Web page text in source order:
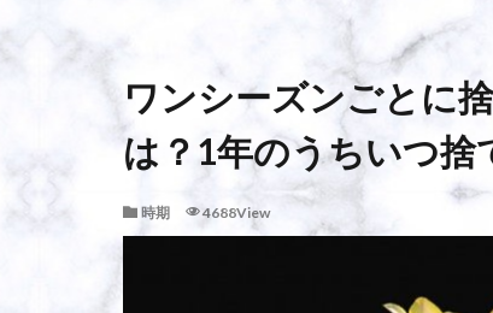
ワンシーズンごとに
は？1年のうちいつ捨
時期 4688View